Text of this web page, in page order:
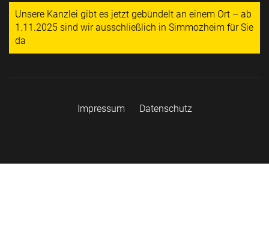
Unsere Kanzlei gibt es jetzt gebündelt an einem Ort – ab
1.11.2025 sind wir ausschließlich in Simmozheim für Sie
da
Impressum Datenschutz